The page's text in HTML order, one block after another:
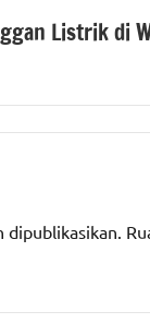
Listrik di
dipublikasikan.